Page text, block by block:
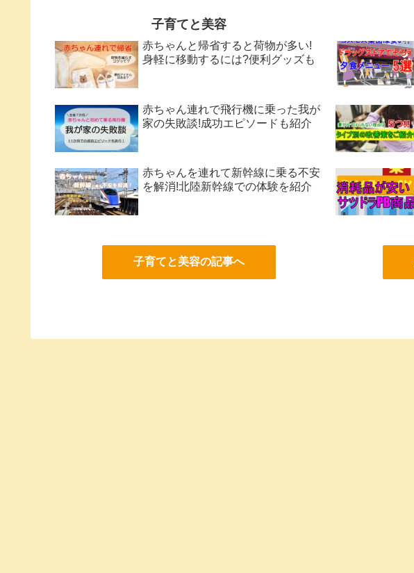
子育てと美容
赤ちゃんと帰省すると荷物が多い!
身軽に移動するには?便利グッズも
赤ちゃん連れで飛行機に乗った我が
家の失敗談!成功エピソードも紹介
赤ちゃんを連れて新幹線に乗る不安
を解消!北陸新幹線での体験を紹介
子育てと美容の記事へ